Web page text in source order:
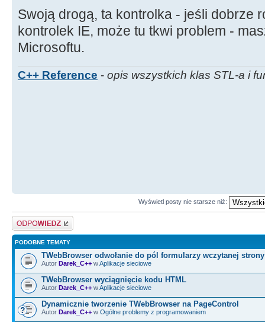
Swoją drogą, ta kontrolka - jeśli dobrze
kontrolek IE, może tu tkwi problem -
Microsoftu.
C++ Reference - opis wszystkich klas STL-a i
Wyświetl posty nie starsze niż:
Odpowiedz
PODOBNE TEMATY
TWebBrowser odwołanie do pól formularzy wczytanej
Autor Darek_C++ wAplikacje sieciowe
TWebBrowser wyciągnięcie kodu HTML
Autor Darek_C++ wAplikacje sieciowe
Dynamicznie tworzenie TWebBrowser na PageControl
Autor Darek_C++ w Ogólne problemy z programowaniem